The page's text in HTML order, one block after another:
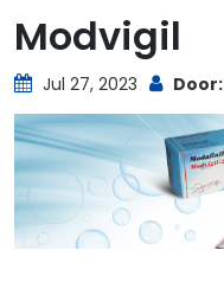
Modvigil
Jul 27, 2023 Door: